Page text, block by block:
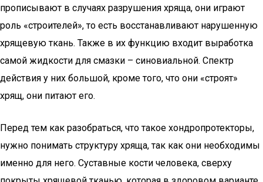
прописывают в случаях разрушения хряща, они играют
роль «строителей», то есть восстанавливают нарушенную
хрящевую ткань. Также в их функцию входит выработка
самой жидкости для смазки – синовиальной. Спектр
действия у них большой, кроме того, что они «строят»
хрящ, они питают его.
Перед тем как разобраться, что такое хондропротекторы,
нужно понимать структуру хряща, так как они необходимы
именно для него. Суставные кости человека, сверху